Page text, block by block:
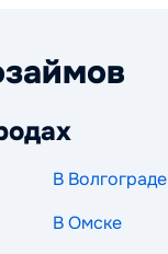
В Волгограде
В Омске